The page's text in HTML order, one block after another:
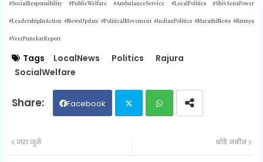
#SocialResponsibility #PublicWelfare #AmbulanceService #LocalPolitics #ShivSenaPower
#LeadershipInAction #NewsUpdate #PoliticalMovement #IndianPolitics #MarathiNews #Batmya
#VeerPunekarReport
Tags LocalNews Politics
Rajura
SocialWelfare
Facebook
थोडे नवीन
जरा जुने